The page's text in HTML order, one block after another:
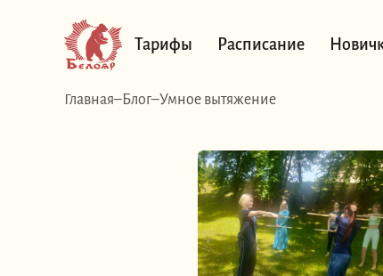
Тарифы Расписание
Главная Блог Умное вытяжение